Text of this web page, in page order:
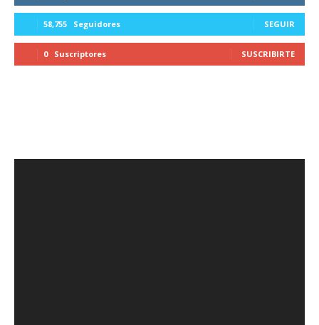
58,755 Seguidores SEGUIR
0 Suscriptores SUSCRIBIRTE